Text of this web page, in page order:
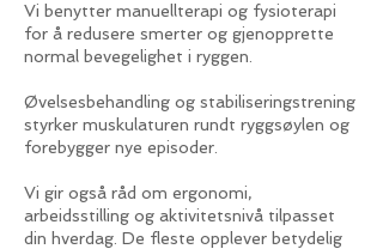
Vi benytter manuellterapi og fysioterapi
for å redusere smerter og gjenopprette
normal bevegelighet i ryggen.
Øvelsesbehandling og stabiliseringstrening
styrker muskulaturen rundt ryggsøylen og
forebygger nye episoder.
Vi gir også råd om ergonomi,
arbeidsstilling og aktivitetsnivå tilpasset
din hverdag. De fleste opplever betydelig